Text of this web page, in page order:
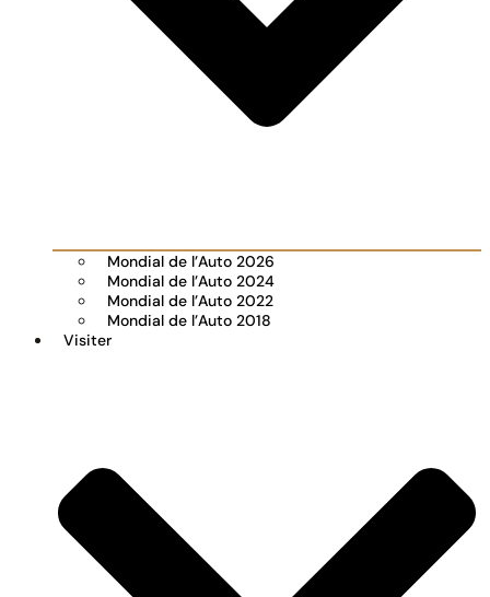
Mondial de l’Auto 2026
Mondial de l’Auto 2024
Mondial de l’Auto 2022
Mondial de l’Auto 2018
Visiter